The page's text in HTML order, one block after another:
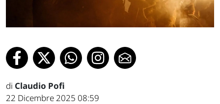
di Claudio Pofi
22 Dicembre 2025 08:59